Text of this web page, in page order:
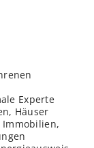
Experte
Häuser
Immobilien,